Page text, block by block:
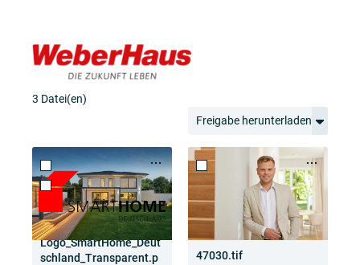
3 Datei(en)
Freigabe herunterladen
45255.tif
47030.tif
Logo_SmartHome_Deut
schland_Transparent.p